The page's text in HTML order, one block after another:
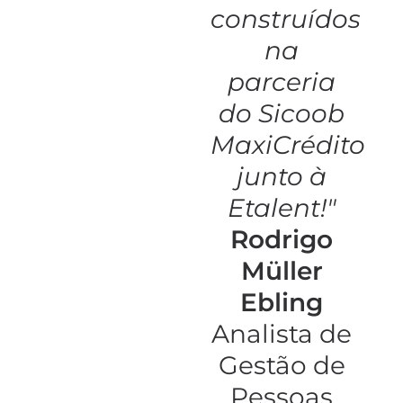
construídos
na
parceria
do Sicoob
MaxiCrédito
junto à
Etalent!"
Rodrigo
Müller
Ebling
Analista de
Gestão de
Pessoas